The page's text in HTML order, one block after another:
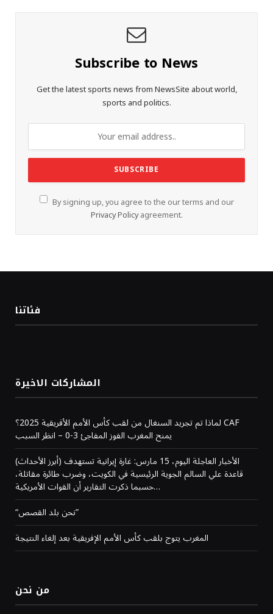
Subscribe to News
Get the latest sports news from NewsSite about world,
sports and politics.
By signing up, you agree to the our terms and our
Privacy Policyagreement.
فئاتنا
المشاركات الاخيرة
لماذا تم تجريد السنغال من لقب كأس الأمم الأفريقية 2025؟ CAF
يمنح المغرب الفوز المفاجئ 3-0 – انظر السبب
(أبرز الأحداث) الأخبار العاجلة اليوم، 15 مارس: غارة إيرانية تستهدف
قاعدة علي السالم الجوية الرئيسية في الكويت، وضرب طائرة مقاتلة،
حسبما ذكرت التقارير أن القوات الأمريكية…
“نحن بلد القصص”
المغرب يتوج بلقب كأس الأمم الإفريقية بعد إلغاء النتيجة
من نحن